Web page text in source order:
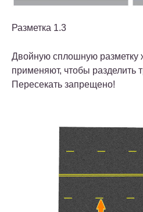
Разметка 1.3
Двойную сплошную разметку
применяют, чтобы разделить
Пересекать запрещено!